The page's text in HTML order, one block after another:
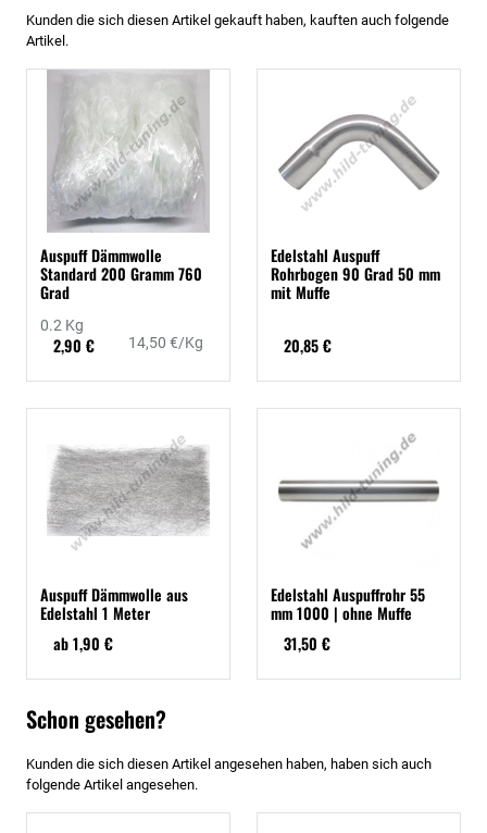
Kunden die sich diesen Artikel gekauft haben, kauften auch folgende
Artikel.
Auspuff Dämmwolle
Standard 200 Gramm 760
Grad
2,90 € 14,50 €/Kg
0.2 Kg
Edelstahl Auspuff
Rohrbogen 90 Grad 50 mm
mit Muffe
20,85 €
Auspuff Dämmwolle aus
Edelstahl 1 Meter
ab 1,90 €
Edelstahl Auspuffrohr 55
mm 1000 | ohne Muffe
31,50 €
Schon gesehen?
Kunden die sich diesen Artikel angesehen haben, haben sich auch
folgende Artikel angesehen.